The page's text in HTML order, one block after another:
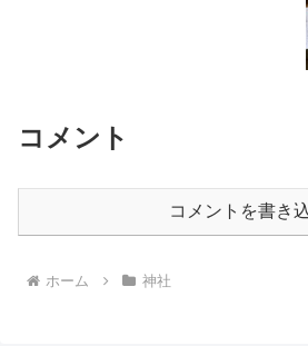
コメント
コメントを書き
ホーム 神社